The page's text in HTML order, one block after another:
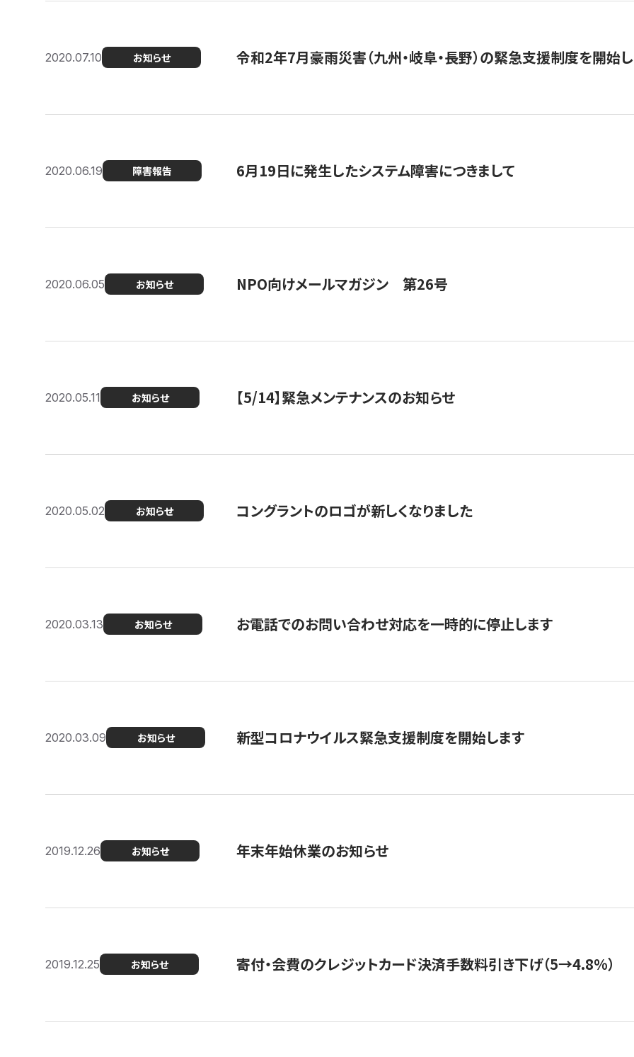
2020.07.10 お知らせ 令和2年7月豪雨災害（九州・岐阜・長野）の緊急支援制度を開始
2020.06.19 障害報告 6月19日に発生したシステム障害につきまして
2020.06.05 お知らせ NPO向けメールマガジン 第26号
2020.05.11 お知らせ 【5/14】緊急メンテナンスのお知らせ
2020.05.02 お知らせ コングラントのロゴが新しくなりました
2020.03.13 お知らせ お電話でのお問い合わせ対応を一時的に停止します
2020.03.09 お知らせ 新型コロナウイルス緊急支援制度を開始します
2019.12.26 お知らせ 年末年始休業のお知らせ
2019.12.25 お知らせ 寄付・会費のクレジットカード決済手数料引き下げ（5→4.8%）